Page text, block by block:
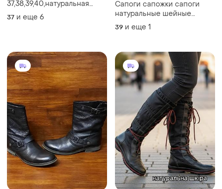
37,38,39,40,натуральная
кожа на фланели
37 и еще 6
Сапоги сапожки сапоги
натуральные шейные
натуральная кожа 40
39 и еще 1